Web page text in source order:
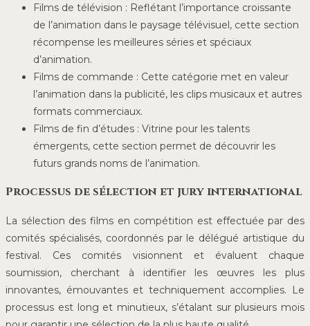
Films de télévision : Reflétant l’importance croissante
de l’animation dans le paysage télévisuel, cette section
récompense les meilleures séries et spéciaux
d’animation.
Films de commande : Cette catégorie met en valeur
l’animation dans la publicité, les clips musicaux et autres
formats commerciaux.
Films de fin d’études : Vitrine pour les talents
émergents, cette section permet de découvrir les
futurs grands noms de l’animation.
Processus de sélection et jury international
La sélection des films en compétition est effectuée par des
comités spécialisés, coordonnés par le délégué artistique du
festival. Ces comités visionnent et évaluent chaque
soumission, cherchant à identifier les œuvres les plus
innovantes, émouvantes et techniquement accomplies. Le
processus est long et minutieux, s’étalant sur plusieurs mois